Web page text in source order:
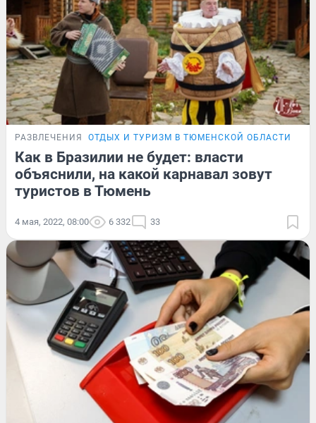
РАЗВЛЕЧЕНИЯ ОТДЫХ И ТУРИЗМ В ТЮМЕНСКОЙ ОБЛАСТИ
Как в Бразилии не будет: власти
объяснили, на какой карнавал зовут
туристов в Тюмень
4 мая, 2022, 08:00 6 332 33